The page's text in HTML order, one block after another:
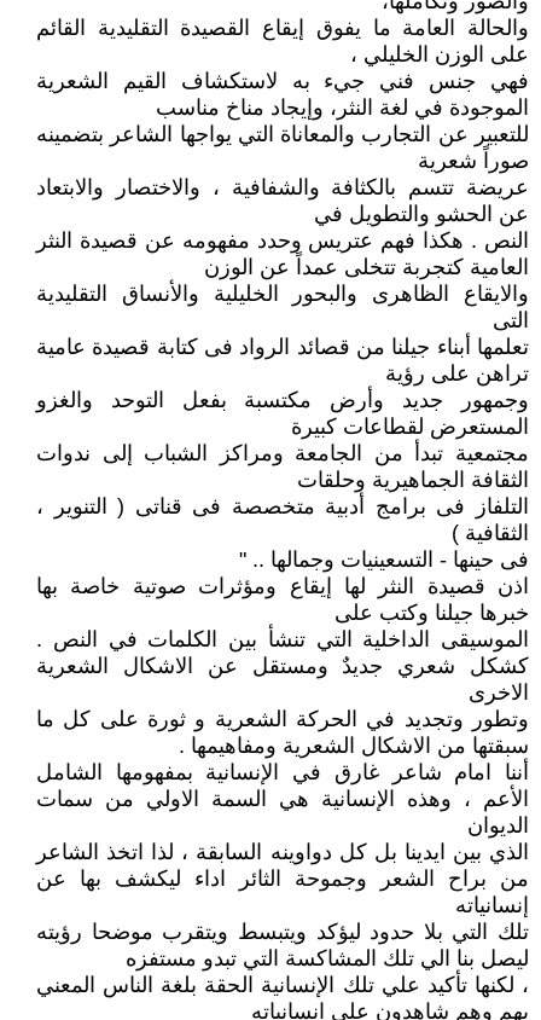
والحالة العامة ما يفوق إيقاع القصيدة التقليدية القائم
على الوزن الخليلي ،
فهي جنس فني جيء به لاستكشاف القيم الشعرية
الموجودة في لغة النثر، وإيجاد مناخ مناسب
للتعبير عن التجارب والمعاناة التي يواجها الشاعر بتضمينه
صوراً شعرية
عريضة تتسم بالكثافة والشفافية ، والاختصار والابتعاد
عن الحشو والتطويل في
النص . هكذا فهم عتريس وحدد مفهومه عن قصيدة النثر
العامية كتجربة تتخلى عمداً عن الوزن
والايقاع الظاهرى والبحور الخليلية والأنساق التقليدية
التى
تعلمها أبناء جيلنا من قصائد الرواد فى كتابة قصيدة عامية
تراهن على رؤية
وجمهور جديد وأرض مكتسبة بفعل التوحد والغزو
المستعرض لقطاعات كبيرة
مجتمعية تبدأ من الجامعة ومراكز الشباب إلى ندوات
الثقافة الجماهيرية وحلقات
التلفاز فى برامج أدبية متخصصة فى قناتى ( التنوير ،
الثقافية )
فى حينها - التسعينيات وجمالها .. "
اذن قصيدة النثر لها إيقاع ومؤثرات صوتية خاصة بها
خبرها جيلنا وكتب على
الموسيقى الداخلية التي تنشأ بين الكلمات في النص .
كشكل شعري جديدٌ ومستقل عن الاشكال الشعرية
الاخرى
وتطور وتجديد في الحركة الشعرية و ثورة على كل ما
سبقتها من الاشكال الشعرية ومفاهيمها .
أننا امام شاعر غارق في الإنسانية بمفهومها الشامل
الأعم ، وهذه الإنسانية هي السمة الاولي من سمات
الديوان
الذي بين ايدينا بل كل دواوينه السابقة ، لذا اتخذ الشاعر
من براح الشعر وجموحة الثائر اداء ليكشف بها عن
إنسانياته
تلك التي بلا حدود ليؤكد ويتبسط ويتقرب موضحا رؤيته
ليصل بنا الي تلك المشاكسة التي تبدو مستفزه
، لكنها تأكيد علي تلك الإنسانية الحقة بلغة الناس المعني
بهم وهم شاهدون علي انسانياته